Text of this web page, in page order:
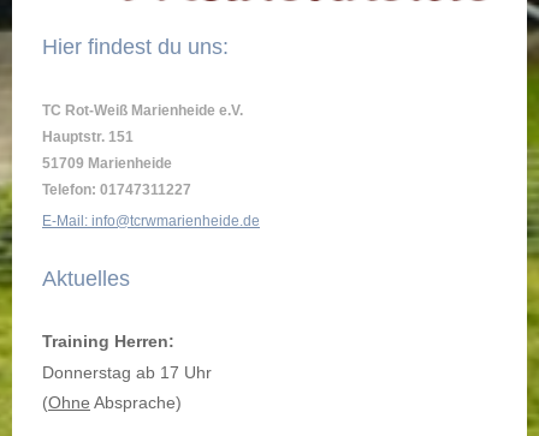
Hier findest du uns:
TC Rot-Weiß Marienheide e.V.
Hauptstr. 151
51709 Marienheide
Telefon: 01747311227
E-Mail: info@tcrwmarienheide.de
Aktuelles
Training Herren:
Donnerstag ab 17 Uhr
(Ohne Absprache)